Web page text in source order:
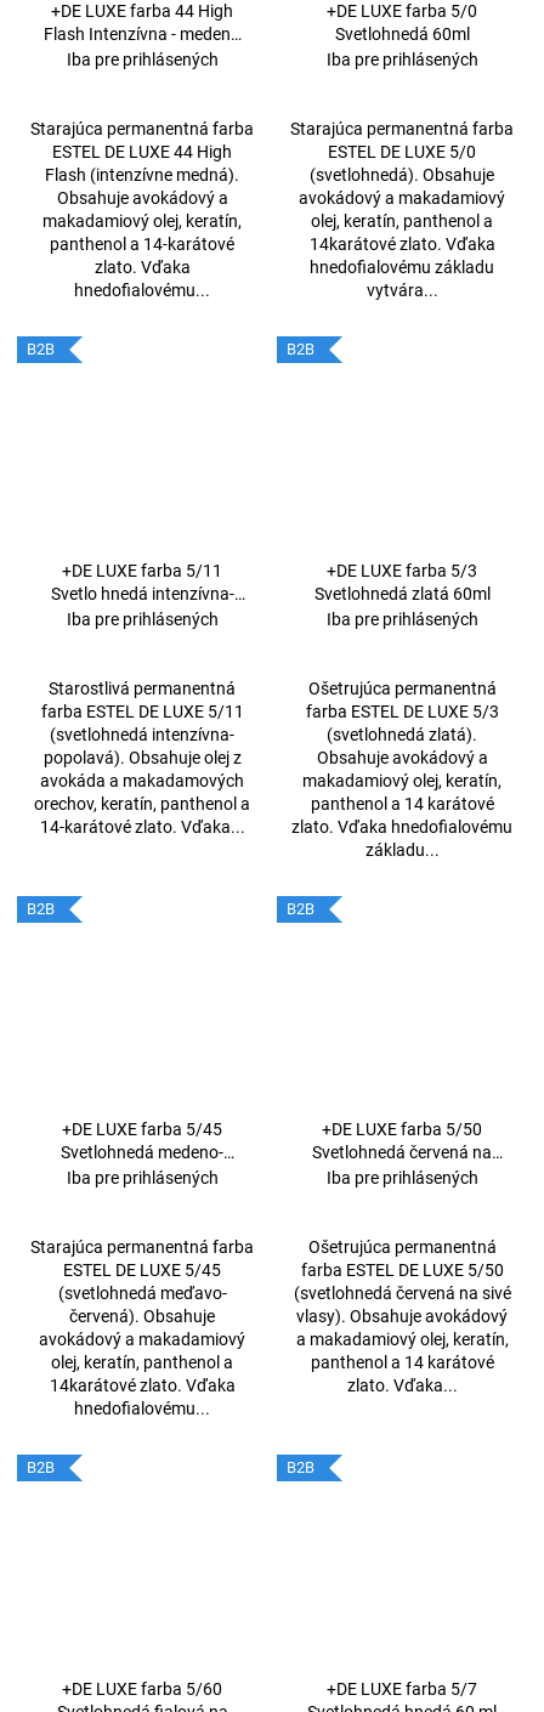
+DE LUXE farba 44 High
Flash Intenzívna - medená
60ml
Iba pre prihlásených
Starajúca permanentná farba
ESTEL DE LUXE 44 High
Flash (intenzívne medná).
Obsahuje avokádový a
makadamiový olej, keratín,
panthenol a 14-karátové
zlato. Vďaka
hnedofialovému...
+DE LUXE farba 5/0
Svetlohnedá 60ml
Iba pre prihlásených
Starajúca permanentná farba
ESTEL DE LUXE 5/0
(svetlohnedá). Obsahuje
avokádový a makadamiový
olej, keratín, panthenol a
14karátové zlato. Vďaka
hnedofialovému základu
vytvára...
B2B
+DE LUXE farba 5/11
Svetlo hnedá intenzívna-
popolavá 60 ml
Iba pre prihlásených
Starostlivá permanentná
farba ESTEL DE LUXE 5/11
(svetlohnedá intenzívna-
popolavá). Obsahuje olej z
avokáda a makadamových
orechov, keratín, panthenol a
14-karátové zlato. Vďaka...
B2B
+DE LUXE farba 5/3
Svetlohnedá zlatá 60ml
Iba pre prihlásených
Ošetrujúca permanentná
farba ESTEL DE LUXE 5/3
(svetlohnedá zlatá).
Obsahuje avokádový a
makadamiový olej, keratín,
panthenol a 14 karátové
zlato. Vďaka hnedofialovému
základu...
B2B
+DE LUXE farba 5/45
Svetlohnedá medeno-
červená 60ml
Iba pre prihlásených
Starajúca permanentná farba
ESTEL DE LUXE 5/45
(svetlohnedá meďavo-
červená). Obsahuje
avokádový a makadamiový
olej, keratín, panthenol a
14karátové zlato. Vďaka
hnedofialovému...
B2B
+DE LUXE farba 5/50
Svetlohnedá červená na
šedivé vlasy 60ml
Iba pre prihlásených
Ošetrujúca permanentná
farba ESTEL DE LUXE 5/50
(svetlohnedá červená na sivé
vlasy). Obsahuje avokádový
a makadamiový olej, keratín,
panthenol a 14 karátové
zlato. Vďaka...
B2B
+DE LUXE farba 5/60
B2B
+DE LUXE farba 5/7